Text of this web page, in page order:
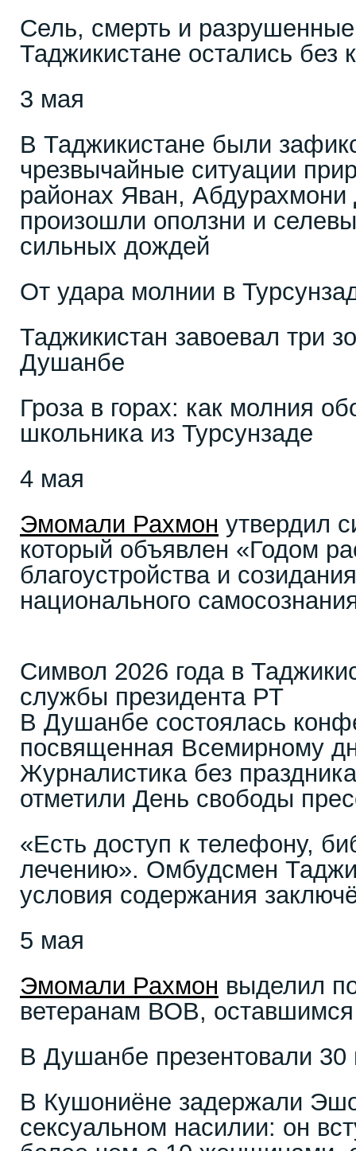
Сель, смерть и
Таджикистане остались без
3 мая
В Таджикистане были
чрезвычайные ситуации
районах Яван,
произошли оползни и
сильных дождей
От удара молнии в
Таджикистан завоевал три
Душанбе
Гроза в горах: как молния
школьника из Турсунзаде
4 мая
Эмомали Рахмон утвердил
который объявлен «Годом
благоустройства и
национального
Символ 2026 года в
службы президента РТ
В Душанбе состоялась
посвященная Всемирному
Журналистика без
отметили День свободы
«Есть доступ к телефону,
лечению». Омбудсмен
условия содержания
5 мая
Эмомали Рахмон выделил
ветеранам ВОВ, оставшимся
В Душанбе презентовали 30
В Кушониёне задержали
сексуальном насилии: он